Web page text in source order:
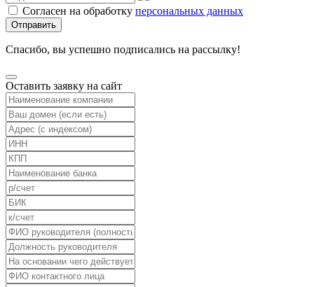
Согласен на обработку персональных данных
Отправить
Спасибо, вы успешно подписались на рассылку!
Оставить заявку на сайт